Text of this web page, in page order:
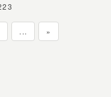
... »